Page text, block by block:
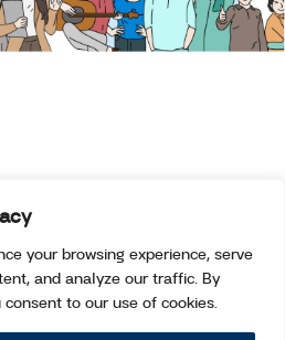
your browsing experience, serve
and analyze our traffic. By
to our use of cookies.
เคารพ
เคารพ Season 2 EP.1 :
างไร? เมื่อพ่อแม่ยิ่ง ‘แก่’ ยิ่ง
ปรับยิ่งทะเลาะ ปัญหา
วที่ลูกหลานหลายคนต้องเคย